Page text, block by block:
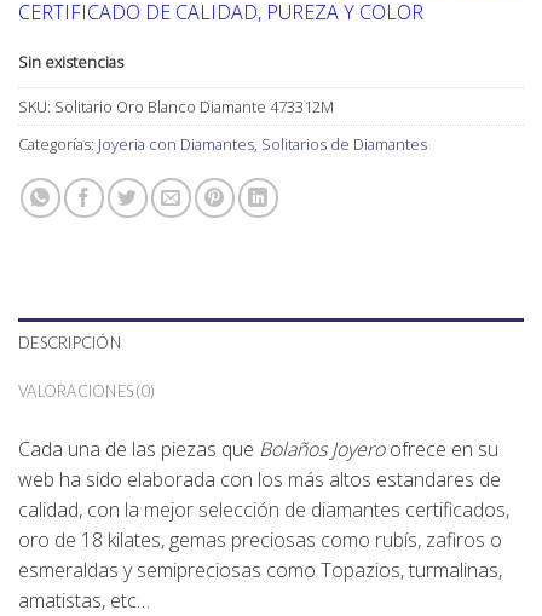
CERTIFICADO DE CALIDAD, PUREZA Y COLOR
Sin existencias
SKU: Solitario Oro Blanco Diamante 473312M
Categorías: Joyeria con Diamantes, Solitarios de Diamantes
DESCRIPCIÓN
VALORACIONES (0)
Cada una de las piezas que Bolaños Joyeroofrece en su
web ha sido elaborada con los más altos estandares de
calidad, con la mejor selección de diamantes certificados,
oro de 18 kilates, gemas preciosas como rubís, zafiros o
esmeraldas y semipreciosas como Topazios, turmalinas,
amatistas, etc…